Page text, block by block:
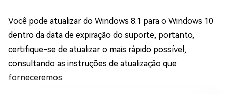
Você pode atualizar do Windows 8.1 para o Windows 10
dentro da data de expiração do suporte, portanto,
certifique-se de atualizar o mais rápido possível,
consultando as instruções de atualização que
forneceremos.